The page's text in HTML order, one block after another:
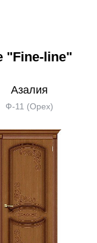
"Fine-line"
Азалия
Ф-11 (Орех)